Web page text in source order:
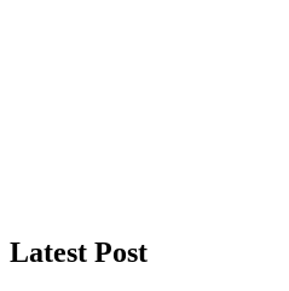
Latest Post